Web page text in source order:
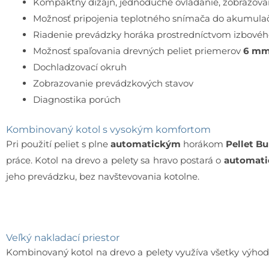
Kompaktný dizajn, jednoduché ovládanie,
Možnosť pripojenia teplotného snímača do
Riadenie prevádzky horáka prostredníctvom
Možnosť spaľovania drevných peliet priemerov 6
Dochladzovací okruh
Zobrazovanie prevádzkových stavov
Diagnostika porúch
Kombinovaný kotol s vysokým komfortom
Pri použití peliet s plneautomatickým horákom Pellet
práce. Kotol na drevo a pelety sa hravo postará o
jeho prevádzku, bez navštevovania kotolne.
Veľký nakladací priestor
Kombinovaný kotol na drevo a pelety využíva všetky